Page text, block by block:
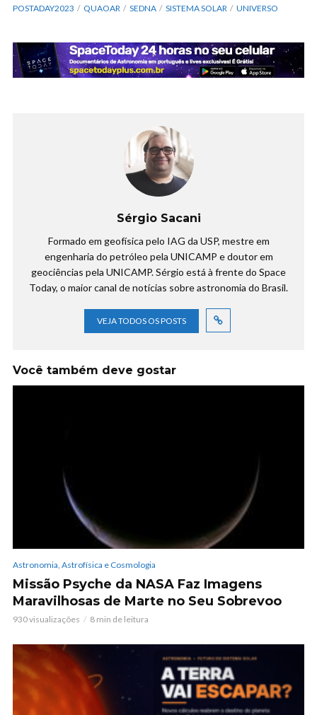
POSTADAY2023 QUAOAR SEDNA SISTEMA SOLAR UNIVERSO
Sérgio Sacani
Formado em geofísica pelo IAG da USP, mestre em
engenharia do petróleo pela UNICAMP e doutor em
geociências pela UNICAMP. Sérgio está à frente do Space
Today, o maior canal de notícias sobre astronomia do Brasil.
VEJA TODOS OS POSTS
Você também deve gostar
Astronomia, Astrofísica e Cosmologia
Missão Psyche da NASA Faz Imagens
Maravilhosas de Marte no Seu Sobrevoo
930 visualizações 8 min de leitura